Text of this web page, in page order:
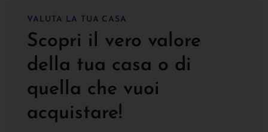
VALUTA LA TUA CASA
Scopri il vero valore
della tua casa o di
quella che vuoi
acquistare!